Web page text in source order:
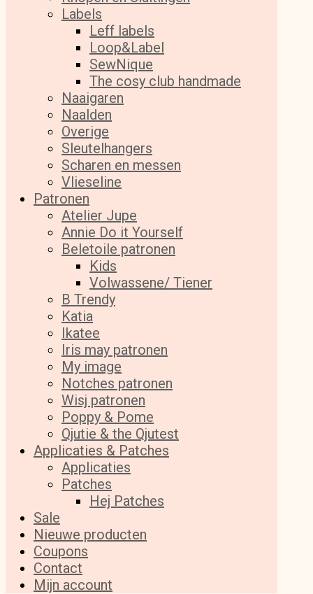
Labels
Leff labels
Loop&Label
SewNique
The cosy club handmade
Naaigaren
Naalden
Overige
Sleutelhangers
Scharen en messen
Vlieseline
Patronen
Atelier Jupe
Annie Do it Yourself
Beletoile patronen
Kids
Volwassene/ Tiener
B Trendy
Katia
Ikatee
Iris may patronen
My image
Notches patronen
Wisj patronen
Poppy & Pome
Qjutie & the Qjutest
Applicaties & Patches
Applicaties
Patches
Hej Patches
Sale
Nieuwe producten
Coupons
Contact
Mijn account